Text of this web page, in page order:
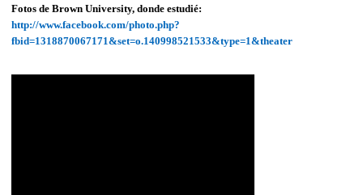
Fotos de Brown University, donde estudié:
http://www.facebook.com/photo.php?
fbid=1318870067171&set=o.140998521533&type=1&theater